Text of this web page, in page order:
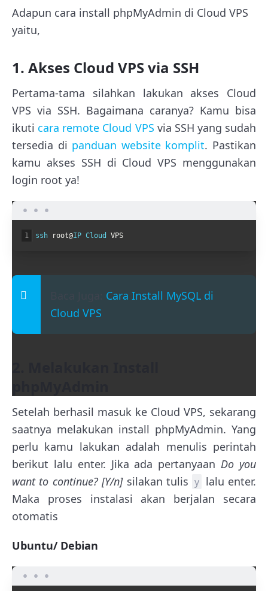
Adapun cara install phpMyAdmin di Cloud VPS
yaitu,
1. Akses Cloud VPS via SSH
Pertama-tama silahkan lakukan akses Cloud
VPS via SSH. Bagaimana caranya? Kamu bisa
ikuti cara remote Cloud VPS via SSH yang sudah
tersedia di panduan website komplit. Pastikan
kamu akses SSH di Cloud VPS menggunakan
login root ya!
1 ssh root@IP Cloud VPS
Cara Install MySQL di
Cloud VPS
Setelah berhasil masuk ke Cloud VPS, sekarang
saatnya melakukan install phpMyAdmin. Yang
perlu kamu lakukan adalah menulis perintah
berikut lalu enter. Jika ada pertanyaan Do you
want to continue? [Y/n]silakan tulis y lalu enter.
Maka proses instalasi akan berjalan secara
otomatis
Ubuntu/ Debian